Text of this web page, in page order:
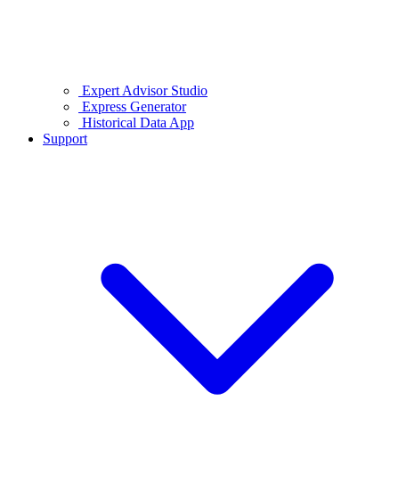
Expert Advisor Studio
Express Generator
Historical Data App
Support